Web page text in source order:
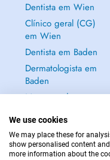
Dentista em Wien
Clínico geral (CG)
em Wien
Dentista em Baden
Dermatologista em
Baden
Mostrar tudo →
We use cookies
We may place these for
show personalised content
more information about the